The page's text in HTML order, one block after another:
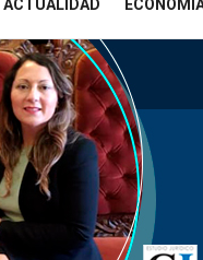
ACTUALIDAD